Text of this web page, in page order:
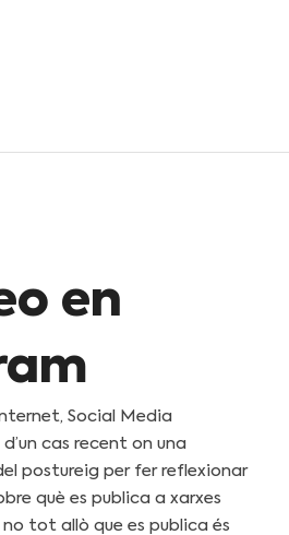
en
,Social Media
cas recent on una
postureig per fer reflexionar
què es publica a xarxes
no tot allò que es publica és